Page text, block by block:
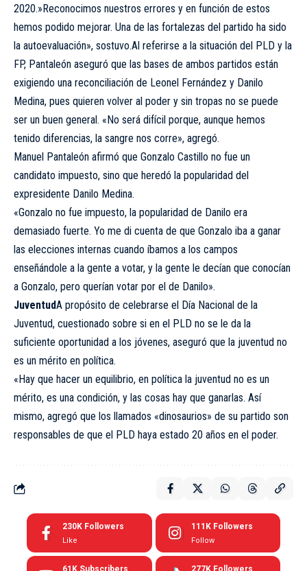
2020.»Reconocimos nuestros errores y en función de estos
hemos podido mejorar. Una de las fortalezas del partido ha sido
la autoevaluación», sostuvo.Al referirse a la situación del PLD y la
FP, Pantaleón aseguró que las bases de ambos partidos están
exigiendo una reconciliación de Leonel Fernández y Danilo
Medina, pues quieren volver al poder y sin tropas no se puede
ser un buen general. «No será difícil porque, aunque hemos
tenido diferencias, la sangre nos corre», agregó.
Manuel Pantaleón afirmó que Gonzalo Castillo no fue un
candidato impuesto, sino que heredó la popularidad del
expresidente Danilo Medina.
«Gonzalo no fue impuesto, la popularidad de Danilo era
demasiado fuerte. Yo me di cuenta de que Gonzalo iba a ganar
las elecciones internas cuando íbamos a los campos
enseñándole a la gente a votar, y la gente le decían que conocían
a Gonzalo, pero querían votar por el de Danilo».
JuventudA propósito de celebrarse el Día Nacional de la
Juventud, cuestionado sobre si en el PLD no se le da la
suficiente oportunidad a los jóvenes, aseguró que la juventud no
es un mérito en política.
«Hay que hacer un equilibrio, en política la juventud no es un
mérito, es una condición, y las cosas hay que ganarlas. Así
mismo, agregó que los llamados «dinosaurios» de su partido son
responsables de que el PLD haya estado 20 años en el poder.
230K Followers
Like
111K Followers
Follow